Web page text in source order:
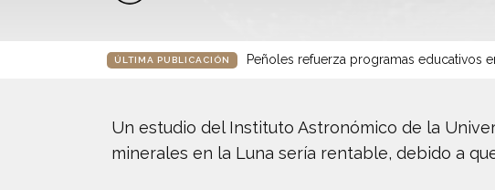
ÚLTIMA PUBLICACIÓN Peñoles refuerza programas educativos
Un estudio del Instituto Astronómico de la
minerales en la Luna sería rentable, debido a